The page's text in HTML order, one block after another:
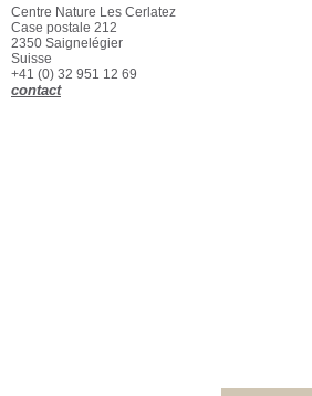
Centre Nature Les Cerlatez
Case postale 212
2350 Saignelégier
Suisse
+41 (0) 32 951 12 69
contact